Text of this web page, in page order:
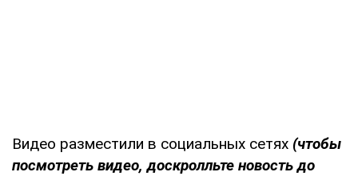
Видео разместили в социальных сетях (чтобы
посмотреть видео, доскролльте новость до